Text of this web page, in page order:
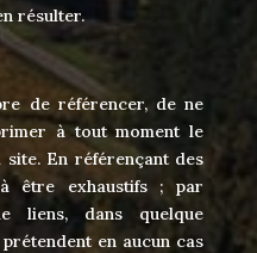
résulter.
de référencer, de ne
à tout moment le
En référençant des
être exhaustifs ; par
liens, dans quelque
en aucun cas